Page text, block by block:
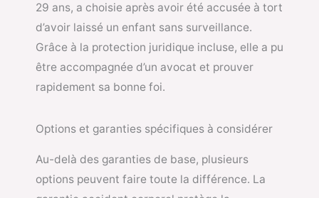
29 ans, a choisie après avoir été accusée à tort
d’avoir laissé un enfant sans surveillance.
Grâce à la protection juridique incluse, elle a pu
être accompagnée d’un avocat et prouver
rapidement sa bonne foi.
Options et garanties spécifiques à considérer
Au-delà des garanties de base, plusieurs
options peuvent faire toute la différence. La